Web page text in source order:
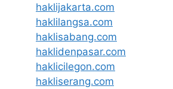
haklijakarta.com
haklilangsa.com
haklisabang.com
haklidenpasar.com
haklicilegon.com
hakliserang.com